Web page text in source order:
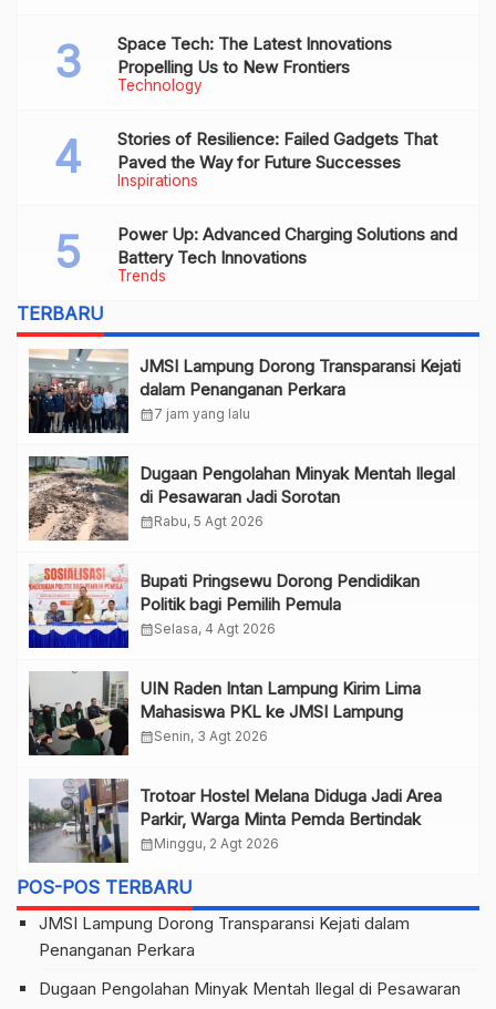
Technology
Space Tech: The Latest Innovations
Propelling Us to New Frontiers
Inspirations
Stories of Resilience: Failed Gadgets That
Paved the Way for Future Successes
Trends
Power Up: Advanced Charging Solutions and
Battery Tech Innovations
TERBARU
JMSI Lampung Dorong Transparansi Kejati
dalam Penanganan Perkara
calendar_month7 jam yang lalu
Dugaan Pengolahan Minyak Mentah Ilegal
di Pesawaran Jadi Sorotan
calendar_monthRabu, 5 Agt 2026
Bupati Pringsewu Dorong Pendidikan
Politik bagi Pemilih Pemula
calendar_monthSelasa, 4 Agt 2026
UIN Raden Intan Lampung Kirim Lima
Mahasiswa PKL ke JMSI Lampung
calendar_monthSenin, 3 Agt 2026
Trotoar Hostel Melana Diduga Jadi Area
Parkir, Warga Minta Pemda Bertindak
calendar_monthMinggu, 2 Agt 2026
POS-POS TERBARU
JMSI Lampung Dorong Transparansi Kejati dalam
Penanganan Perkara
Dugaan Pengolahan Minyak Mentah Ilegal di Pesawaran